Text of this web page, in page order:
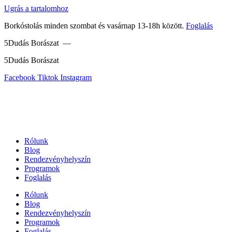
Ugrás a tartalomhoz
Borkóstolás minden szombat és vasárnap 13-18h között. Foglalás
5Dudás Borászat —
5Dudás Borászat
Facebook Tiktok Instagram
Rólunk
Blog
Rendezvényhelyszín
Programok
Foglalás
Rólunk
Blog
Rendezvényhelyszín
Programok